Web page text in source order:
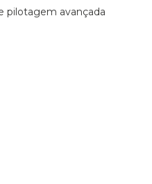
pilotagem avançada